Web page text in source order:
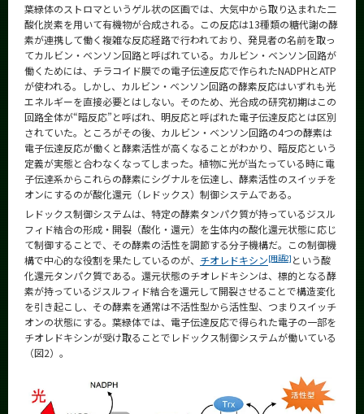
葉緑体のストロマというゲル状の区画では、大気中から取り込まれた二
酸化炭素を用いて有機物が合成される。この反応は13種類の糖代謝の酵
素が連携して働く複雑な反応経路で行われており、発見者の名前を取っ
てカルビン・ベンソン回路と呼ばれている。カルビン・ベンソン回路が
働くためには、チラコイド膜での電子伝達反応で作られたNADPHとATP
が使われる。しかし、カルビン・ベンソン回路の酵素反応はいずれも光
エネルギーを直接必要とはしない。そのため、光合成の研究初期はこの
回路全体が“暗反応”と呼ばれ、明反応と呼ばれた電子伝達反応とは区別
されていた。ところがその後、カルビン・ベンソン回路の4つの酵素は
電子伝達反応が働くと酵素活性が高くなることがわかり、暗反応という
定義が実態と合わなくなってしまった。植物に光が当たっている時に電
子伝達系からこれらの酵素にシグナルを伝達し、酵素活性のスイッチを
オンにするのが酸化還元（レドックス）制御システムである。
レドックス制御システムは、特定の酵素タンパク質が持っているジスル
フィド結合の形成・開裂（酸化・還元）を生体内の酸化還元状態に応じ
て制御することで、その酵素の活性を調節する分子機構だ。この制御機
構で中心的な役割を果たしているのが、 チオレドキシン[用語2] という酸
化還元タンパク質である。還元状態のチオレドキシンは、標的となる酵
素が持っているジスルフィド結合を還元して開裂させることで構造変化
を引き起こし、その酵素を通常は不活性型から活性型、つまりスイッチ
オンの状態にする。葉緑体では、電子伝達反応で得られた電子の一部を
チオレドキシンが受け取ることでレドックス制御システムが働いている
（図2）。